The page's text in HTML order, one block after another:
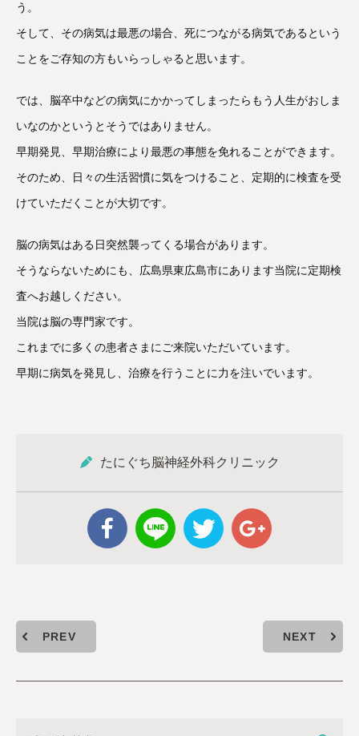
う。
そして、その病気は最悪の場合、死につながる病気であるという
ことをご存知の方もいらっしゃると思います。
では、脳卒中などの病気にかかってしまったらもう人生がおしま
いなのかというとそうではありません。
早期発見、早期治療により最悪の事態を免れることができます。
そのため、日々の生活習慣に気をつけること、定期的に検査を受
けていただくことが大切です。
脳の病気はある日突然襲ってくる場合があります。
そうならないためにも、広島県東広島市にあります当院に定期検
査へお越しください。
当院は脳の専門家です。
これまでに多くの患者さまにご来院いただいています。
早期に病気を発見し、治療を行うことに力を注いでいます。
たにぐち脳神経外科クリニック
PREV NEXT